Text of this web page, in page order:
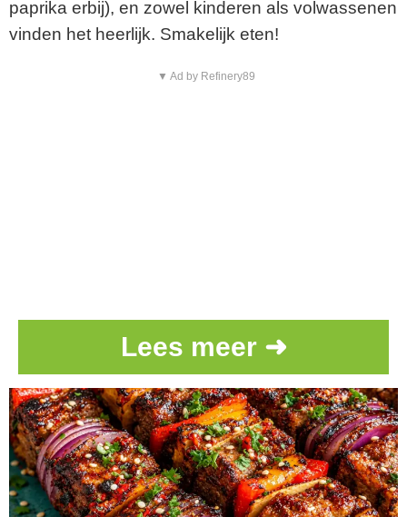
paprika erbij), en zowel kinderen als volwassenen
vinden het heerlijk. Smakelijk eten!
▼ Ad by Refinery89
Lees meer ➜